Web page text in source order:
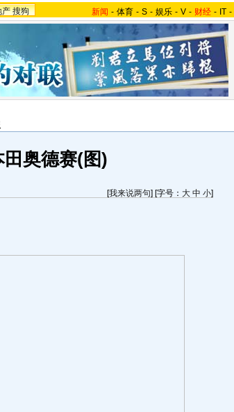
产 搜狗 新闻 - 体育 - S - 娱乐 - V - 财经 - IT -
田奥德赛(图)
[我来说两句] [字号： 大 中 小]